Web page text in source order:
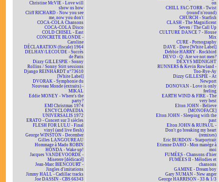
Christine McVIE - Love will
show us how
Cliff RICHARD - Now you see
me, now you don't
COCA-COLA Chansons
COCA-COLA Disco
COLD CHISEL - East
CONCRETE BLONDE -
Caroline
DÉCLARATION (fiscale) 1964
DELHAY/LECOUDE - Succès
de Paris
Dizzy GILLESPIE - Sonny
Rollins / Sonny Stitt sessions
Django REINHARDT n°73610
[White Label]
DVORAK - Symphonie du
Nouveau Monde (extraits) -
MIKAL
Eddie MONEY - Where's the
party?
EMI Christmas 1974
ENCYCLOPAEDIA
UNIVERSALIS 1972
ERATO - Concert sur 3 siècles
FLESH FOR LULU - Final
vinyl (and live flesh)
George WINSTON - December
Gilles LANGOUREAU
Hommage à Mado ROBIN
HONDA - Wake up!
Jacques VANDEVOORDE -
Miserere [dédicacé]
Jean-Marc BIENCOURT -
Jingles d'imitations
Jimmy HALL - Cadillac tracks
Joe DASSIN - CBS 66343
on
CHILL FAC-TORR - Twist
(round'n'round)
CHURCH - Starfish
CLASH - The Magnificent
Seven / The Call Up
CULTURE DANCE 7 - House
Mix
CURE - Pornography
DAVE - Dave [White Label]
Debbie HARRY - Rockbird
DEVO - Q: Are we not men?
DEXYS MIDNIGHT
RUNNERS & Kevin Rowland -
Too-Rye-Ay
Dizzy GILLESPIE - At
Newport
DONOVAN - Love is only
feeling
EARTH WIND & FIRE - The
very best
Elton JOHN - Believe
[MONOFACE]
Elton JOHN - Sleeping with the
past
Elton JOHN & RUPAUL -
Don't go breaking my heart
(remixes)
Eric BURDON - Starportrait
Etienne DAHO - Mon manège à
moi
FUMÉES - Chansons d'hier
FUMÉES II - Mélodies et
chansons
GAMINE - Dream boy
Gary NUMAN - New anger
George HARRISON - 33 & 1/3